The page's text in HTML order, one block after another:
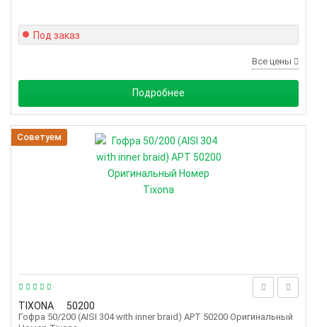
Под заказ
Все цены
Подробнее
TIXONA 50200
Гофра 50/200 (AISI 304 with inner braid) АРТ 50200 Оригинальный
Советуем